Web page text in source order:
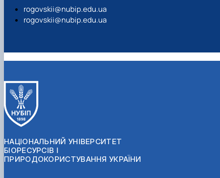
rogovskii@nubip.edu.ua
rogovskii@nubip.edu.ua
НАЦІОНАЛЬНИЙ УНІВЕРСИТЕТ
БІОРЕСУРСІВ І
ПРИРОДОКОРИСТУВАННЯ УКРАЇНИ